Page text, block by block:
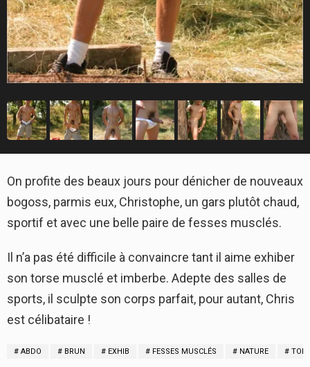
On profite des beaux jours pour dénicher de nouveaux
bogoss, parmis eux, Christophe, un gars plutôt chaud,
sportif et avec une belle paire de fesses musclés.
Il n’a pas été difficile à convaincre tant il aime exhiber
son torse musclé et imberbe. Adepte des salles de
sports, il sculpte son corps parfait, pour autant, Chris
est célibataire !
ABDO BRUN EXHIB FESSES MUSCLÉS NATURE